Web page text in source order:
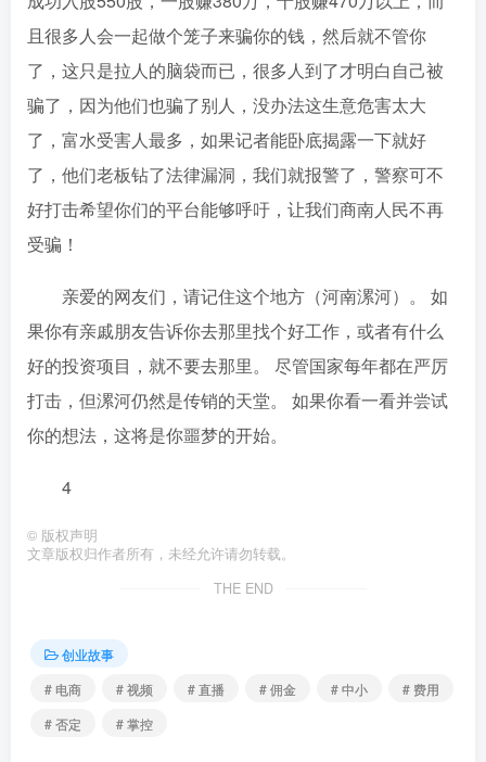
且很多人会一起做个笼子来骗你的钱，然后就不管你
了，这只是拉人的脑袋而已，很多人到了才明白自己被
骗了，因为他们也骗了别人，没办法这生意危害太大
了，富水受害人最多，如果记者能卧底揭露一下就好
了，他们老板钻了法律漏洞，我们就报警了，警察可不
好打击希望你们的平台能够呼吁，让我们商南人民不再
受骗！
亲爱的网友们，请记住这个地方（河南漯河）。 如
果你有亲戚朋友告诉你去那里找个好工作，或者有什么
好的投资项目，就不要去那里。 尽管国家每年都在严厉
打击，但漯河仍然是传销的天堂。 如果你看一看并尝试
你的想法，这将是你噩梦的开始。
4
© 版权声明
文章版权归作者所有，未经允许请勿转载。
THE END
创业故事
# 电商
# 视频 # 直播 # 佣金 # 中小
# 费用
# 否定
# 掌控